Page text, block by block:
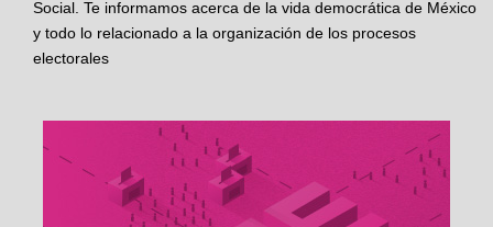
Social. Te informamos acerca de la vida democrática de México
y todo lo relacionado a la organización de los procesos
electorales